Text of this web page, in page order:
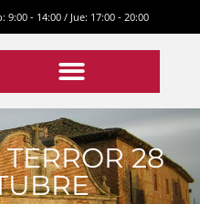
9:00 - 14:00 / Jue: 17:00 - 20:00
28